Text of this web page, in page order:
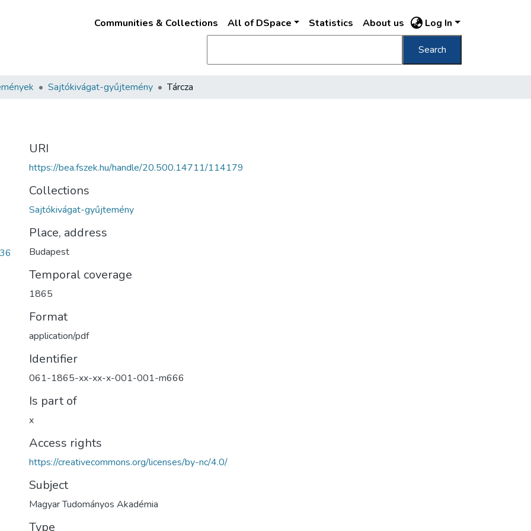
Communities & Collections All of DSpace Statistics About us Log In
Search
Sajtókivágat-gyűjtemény Tárcza
URI
https://bea.fszek.hu/handle/20.500.14711/114179
Collections
Sajtókivágat-gyűjtemény
Place, address
Budapest
Temporal coverage
1865
Format
application/pdf
Identifier
061-1865-xx-xx-x-001-001-m666
Is part of
x
Access rights
https://creativecommons.org/licenses/by-nc/4.0/
Subject
Magyar Tudományos Akadémia
Type